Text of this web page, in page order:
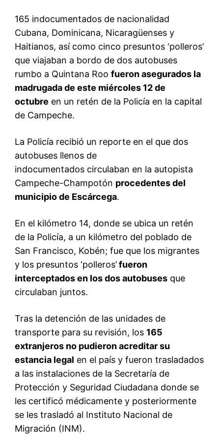
165 indocumentados de nacionalidad
Cubana, Dominicana, Nicaragüenses y
Haitianos, así como cinco presuntos ‘polleros’
que viajaban a bordo de dos autobuses
rumbo a Quintana Roo fueron asegurados la
madrugada de este miércoles 12 de
octubre en un retén de la Policía en la capital
de Campeche.
La Policía recibió un reporte en el que dos
autobuses llenos de
indocumentados circulaban en la autopista
Campeche-Champotón procedentes del
municipio de Escárcega.
En el kilómetro 14, donde se ubica un retén
de la Policía, a un kilómetro del poblado de
San Francisco, Kobén; fue que los migrantes
y los presuntos ‘polleros’fueron
interceptados en los dos autobuses que
circulaban juntos.
Tras la detención de las unidades de
transporte para su revisión, los 165
extranjeros no pudieron acreditar su
estancia legal en el país y fueron trasladados
a las instalaciones de la Secretaría de
Protección y Seguridad Ciudadana donde se
les certificó médicamente y posteriormente
se les trasladó al Instituto Nacional de
Migración (INM).